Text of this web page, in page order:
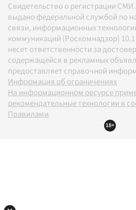
Свидетельство о регистрации
выдано федеральной службой по
связи, информационных
коммуникаций (Роскомнадзор)
несет ответственности за
содержащейся в рекламных
предоставляет справочной
Информация об ограничениях
На информационном ресурсе
рекомендательные технологии в
Правилами
18+